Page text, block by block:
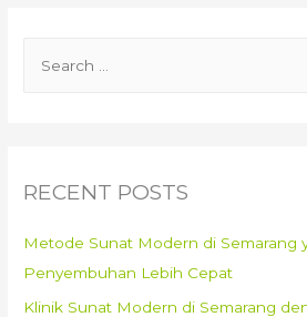
h
RECENT POSTS
Metode Sunat Modern di Semarang
Penyembuhan Lebih Cepat
Klinik Sunat Modern di Semarang